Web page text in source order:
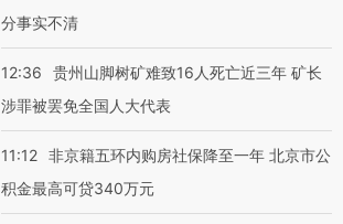
分事实不清
12:36
贵州山脚树矿难致16人死亡近三年 矿长
涉罪被罢免全国人大代表
11:12 非京籍五环内购房社保降至一年 北京市公
积金最高可贷340万元